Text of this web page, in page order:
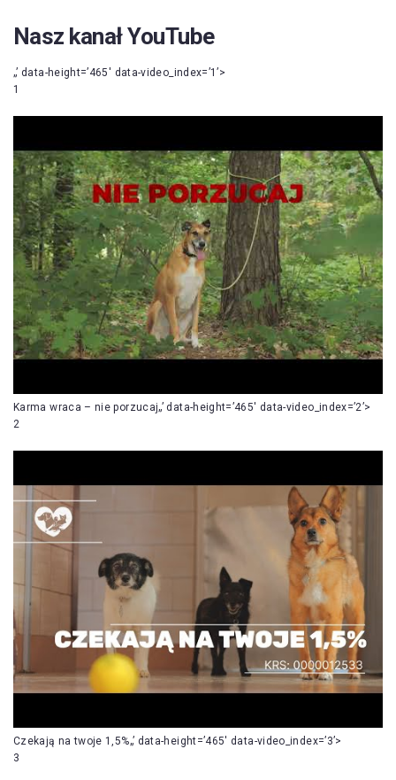
Nasz kanał YouTube
„’ data-height=’465′ data-video_index=’1’>
1
Karma wraca – nie porzucaj„’ data-height=’465′ data-video_index=’2’>
2
Czekają na twoje 1,5%„’ data-height=’465′ data-video_index=’3’>
3